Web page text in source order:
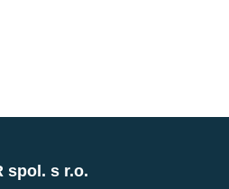
spol. s r.o.